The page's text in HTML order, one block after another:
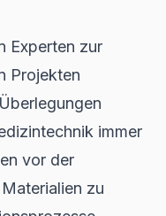
Experten zur
Projekten
immer
vor der
zu